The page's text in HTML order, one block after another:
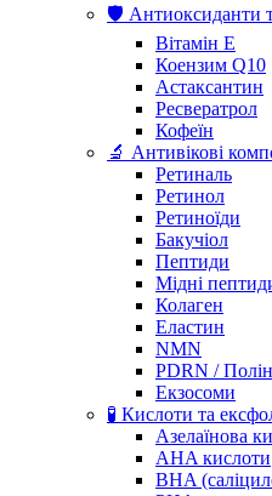
🛡️ Антиоксиданти
Вітамін Е
Коензим Q10
Астаксантин
Ресвератрол
Кофеїн
🔬 Антивікові
Ретиналь
Ретинол
Ретиноїди
Бакучіол
Пептиди
Мідні
Колаген
Еластин
NMN
PDRN /
Екзосоми
🧪 Кислоти та
Азелаїнова
AHA кислоти
BHA